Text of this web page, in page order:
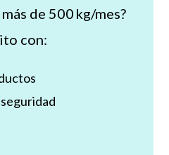
de 500 kg/mes?
con: